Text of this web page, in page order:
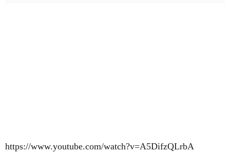
https://www.youtube.com/watch?v=A5DifzQLrbA